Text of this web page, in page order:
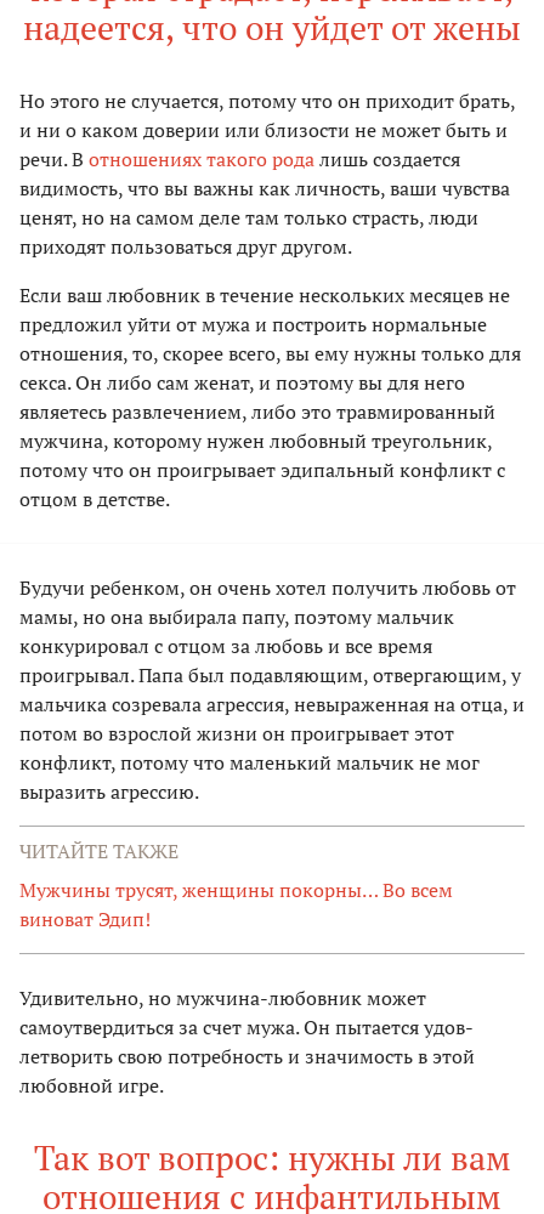
надеется, что он уйдет от жены
Но этого не случается, потому что он приходит брать,
и ни о каком доверии или близости не может быть и
речи. В отношениях такого родалишь создается
видимость, что вы важны как личность, ваши чув­ства
ценят, но на самом деле там только страсть, люди
приходят пользоваться друг другом.
Если ваш любовник в течение нескольких месяцев не
предложил уйти от мужа и построить нормаль­ные
отношения, то, скорее всего, вы ему нужны только для
секса. Он либо сам женат, и поэтому вы для него
являетесь развлечением, либо это травмированный
мужчина, которому нужен лю­бовный треугольник,
потому что он проигрывает эдипальный конфликт с
отцом в детстве.
Будучи ребенком, он очень хотел получить любовь от
мамы, но она выбирала папу, поэтому мальчик
конкурировал с отцом за любовь и все время
проигрывал. Папа был подавляющим, отвергающим, у
мальчика созревала агрессия, невыраженная на отца, и
потом во взрослой жизни он проигрывает этот
конфликт, потому что маленький мальчик не мог
выразить агрессию.
ЧИТАЙТЕ ТАКЖЕ
Мужчины трусят, женщины покорны… Во всем
виноват Эдип!
Удивительно, но мужчина-­любовник может
самоутвердиться за счет мужа. Он пытается удов­
летворить свою потребность и значимость в этой
любовной игре.
Так вот вопрос: нужны ли вам
отношения с инфантильным